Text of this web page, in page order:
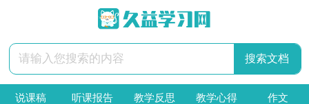
说课稿 听课报告 教学反思 教学心得 作文